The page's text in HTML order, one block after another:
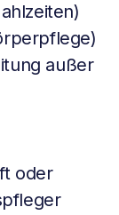
außer
oder